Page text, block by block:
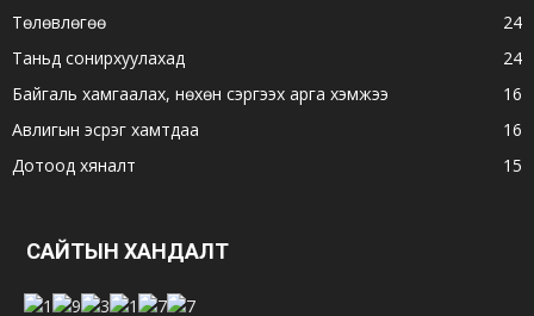
Төлөвлөгөө
24
Таньд сонирхуулахад
24
Байгаль хамгаалах, нөхөн сэргээх арга хэмжээ
16
Авлигын эсрэг хамтдаа
16
Дотоод хяналт
15
САЙТЫН ХАНДАЛТ